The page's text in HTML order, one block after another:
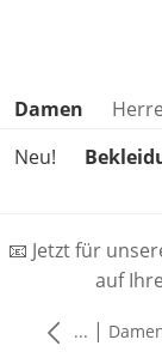
Damen
Neu!
📧 Jetzt für
auf
... |